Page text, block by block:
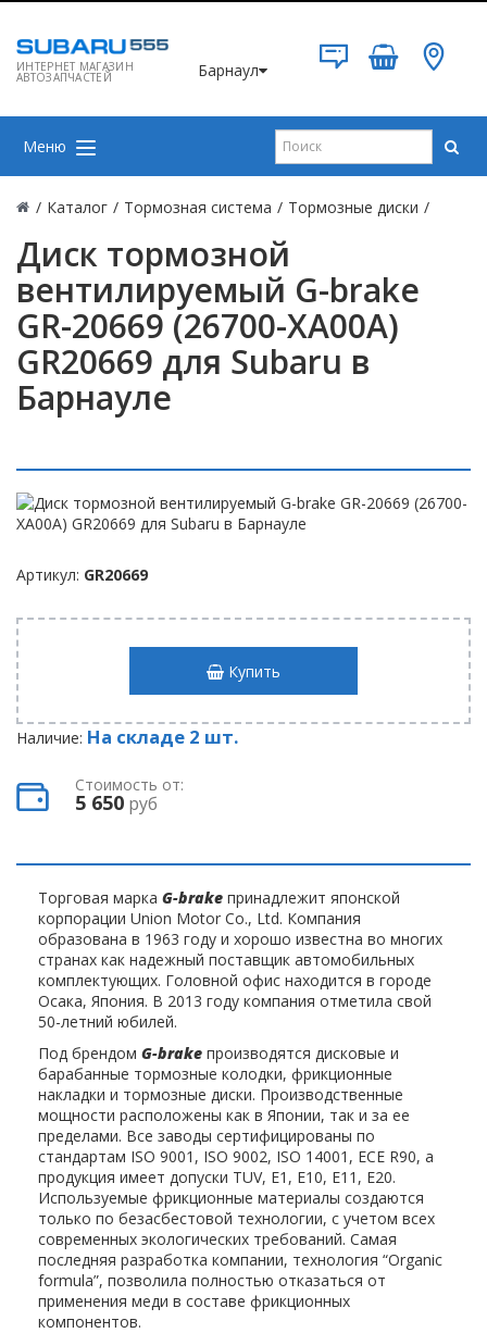
ИНТЕРНЕТ МАГАЗИН
АВТОЗАПЧАСТЕЙ Барнаул
Меню
/ Каталог / Тормозная система / Тормозные диски /
Диск тормозной
вентилируемый G-brake
GR-20669 (26700-XA00A)
GR20669 для Subaru в
Барнауле
Артикул: GR20669
Купить
Наличие: На складе 2 шт.
Стоимость от:
5 650 руб
Торговая марка G-brake принадлежит японской
корпорации Union Motor Co., Ltd. Компания
образована в 1963 году и хорошо известна во многих
странах как надежный поставщик автомобильных
комплектующих. Головной офис находится в городе
Осака, Япония. В 2013 году компания отметила свой
50-летний юбилей.
Под брендом G-brake производятся дисковые и
барабанные тормозные колодки, фрикционные
накладки и тормозные диски. Производственные
мощности расположены как в Японии, так и за ее
пределами. Все заводы сертифицированы по
стандартам ISO 9001, ISO 9002, ISO 14001, ECE R90, а
продукция имеет допуски TUV, E1, E10, E11, E20.
Используемые фрикционные материалы создаются
только по безасбестовой технологии, с учетом всех
современных экологических требований. Самая
последняя разработка компании, технология “Organic
formula”, позволила полностью отказаться от
применения меди в составе фрикционных
компонентов.